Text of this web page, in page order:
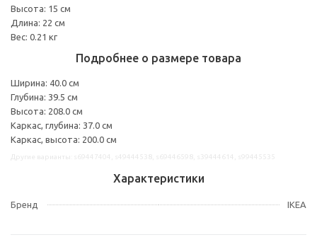
Высота: 15 см
Длина: 22 см
Вес: 0.21 кг
Подробнее о размере товара
Ширина: 40.0 см
Глубина: 39.5 см
Высота: 208.0 см
Каркас, глубина: 37.0 см
Каркас, высота: 200.0 см
Характеристики
Бренд IKEA